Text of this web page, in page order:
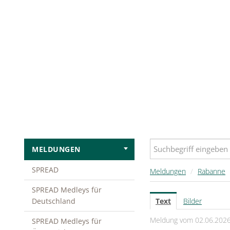
MELDUNGEN
SPREAD
SPREAD Medleys für
Deutschland
SPREAD Medleys für
Meldungen / Rabanne
Text
Bilder
Meldung vom